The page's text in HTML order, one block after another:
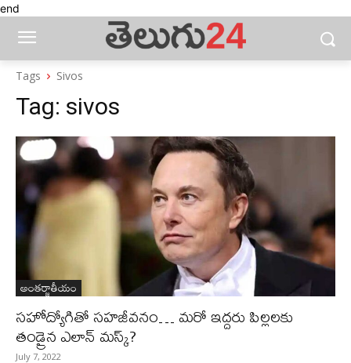
end
Tags Sivos
Tag: sivos
అంతర్జాతీయం
సహోద్యోగితో సహజీవనం… మరో ఇద్దరు పిల్లలకు
తండ్రైన ఎలాన్‌ మస్క్‌?
July 7, 2022